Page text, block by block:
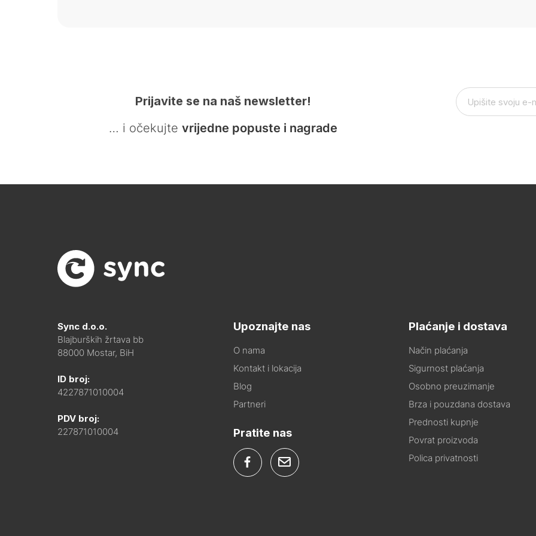
Prijavite se na naš newsletter!
… i očekujte vrijedne popuste i nagrade
Sync d.o.o.
Blajburških žrtava bb
88000 Mostar, BiH
ID broj:
4227871010004
PDV broj:
227871010004
Upoznajte nas
O nama
Kontakt i lokacija
Blog
Partneri
Pratite nas
Plaćanje i dostava
Način plaćanja
Sigurnost plaćanja
Osobno preuzimanje
Brza i pouzdana dostava
Prednosti kupnje
Povrat proizvoda
Polica privatnosti